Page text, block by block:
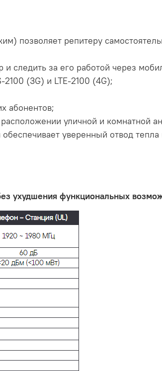
позволяет репитеру
следить за его работой через
2100 (3G) и LTE-2100 (4G);
абонентов;
уличной и комнатной
уверенный отвод тепла
ухудшения функциональных